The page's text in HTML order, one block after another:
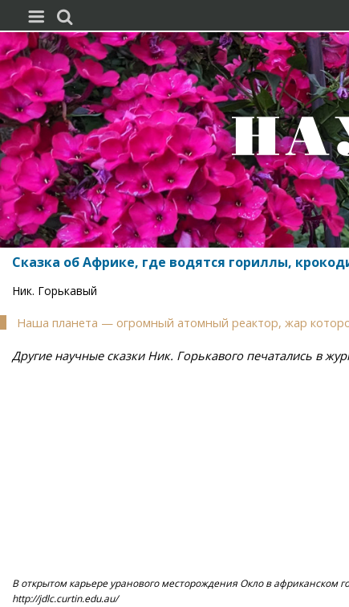
 
Сказка об Африке, где водятся гориллы,
Ник. Горькавый
Наша планета — огромный атомный реактор, жар
Другие научные сказки Ник. Горькавого печатались в
В открытом карьере уранового месторождения Окло в африканском
http://jdlc.curtin.edu.au/